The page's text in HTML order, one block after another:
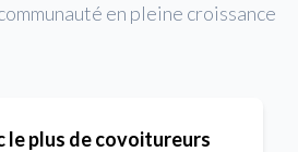
en pleine croissance
le plus de covoitureurs